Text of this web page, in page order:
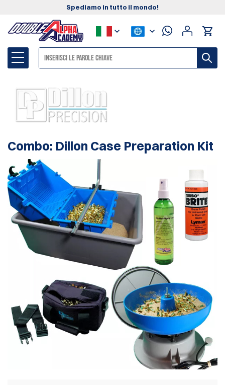
Spediamo in tutto il mondo!
Combo: Dillon Case Preparation Kit